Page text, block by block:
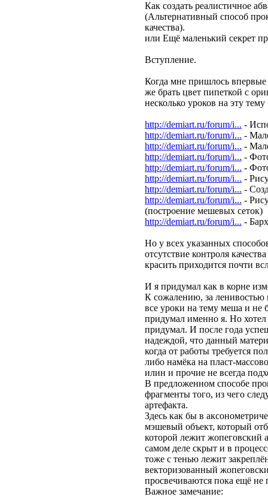
Как создать реалистичное
(Альтернативный способ
качества).
или Ещё маленький секрет
Вступление.
Когда мне пришлось впервые
же брать цвет пипеткой с
несколько уроков на эту тему
http://demiart.ru/forum/i... -
http://demiart.ru/forum/i... -
http://demiart.ru/forum/i... -
http://demiart.ru/forum/i... -
http://demiart.ru/forum/i... -
http://demiart.ru/forum/i... -
http://demiart.ru/forum/i... -
http://demiart.ru/forum/i... -
(построение мешевых сеток)
http://demiart.ru/forum/i... -
Но у всех указанных
отсутствие контроля
красить приходится почти
И я придумал как в корне
К сожалению, за ленивостью
все уроки на тему меша и не
придумал именно я. Но хотел
придумал. И после года
надеждой, что данный
когда от работы требуется
либо намёка на пласт-
илин и прочие не всегда
В предложенном способе
фрагменты того, из чего
артефакта.
Здесь как бы в
мэшевый объект, который
которой лежит жопеговский
самом деле скрыт и в
тоже с тенью лежит
векторизованный
просвечиваются пока ещё
Важное замечание: